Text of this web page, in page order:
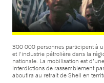
300 000 personnes participent à
et l’industrie pétrolière dans la
nationale. La mobilisation est
interdictions de rassemblement
aboutira au retrait de Shell en